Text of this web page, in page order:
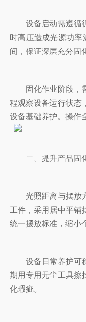
设备启动需遵循循
时高压造成光源功率
间，保证深层充分固
固化作业阶段，需
程观察设备运行状态
设备基础养护。操作
二、提升产品固化
光照距离与摆放方
工件，采用居中平铺
统一摆放标准，缩小
设备日常养护可稳
期用专用无尘工具擦
化瑕疵。